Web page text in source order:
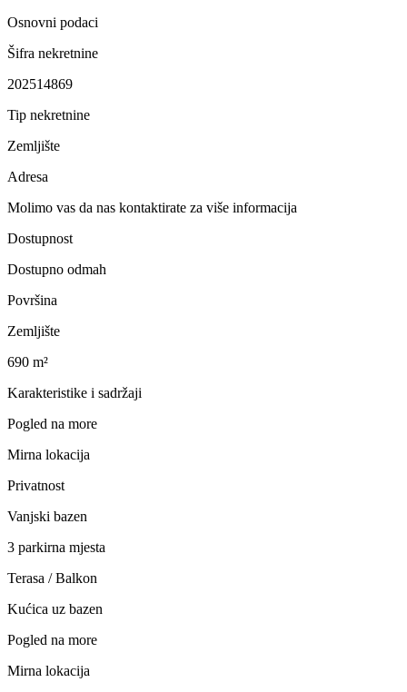
Osnovni podaci
Šifra nekretnine
202514869
Tip nekretnine
Zemljište
Adresa
Molimo vas da nas kontaktirate za više informacija
Dostupnost
Dostupno odmah
Površina
Zemljište
690 m²
Karakteristike i sadržaji
Pogled na more
Mirna lokacija
Privatnost
Vanjski bazen
3 parkirna mjesta
Terasa / Balkon
Kućica uz bazen
Pogled na more
Mirna lokacija